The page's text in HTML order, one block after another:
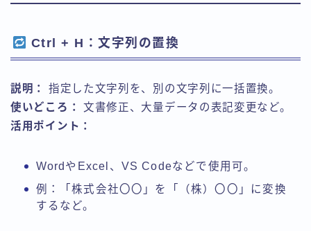
Ctrl + H：文字列の置換
説明：
指定した文字列を、別の文字列に一括置換。
使いどころ：
文書修正、大量データの表記変更など。
活用ポイント：
WordやExcel、VS Codeなどで使用可。
例：「株式会社〇〇」を「（株）〇〇」に変換
するなど。